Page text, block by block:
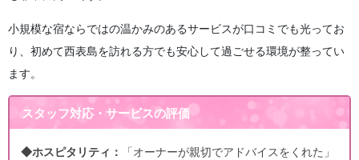
小規模な宿ならではの温かみのあるサービスが口コミでも光ってお
り、初めて西表島を訪れる方でも安心して過ごせる環境が整ってい
ます。
スタッフ対応・サービスの評価
◆ホスピタリティ：
「オーナーが親切でアドバイスをくれた」